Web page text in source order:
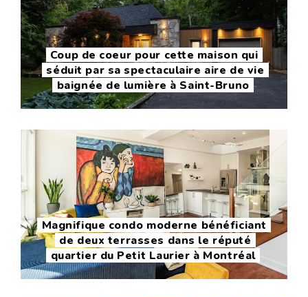
Coup de coeur pour cette maison qui
séduit par sa spectaculaire aire de vie
baignée de lumière à Saint-Bruno
Magnifique condo moderne bénéficiant
de deux terrasses dans le réputé
quartier du Petit Laurier à Montréal